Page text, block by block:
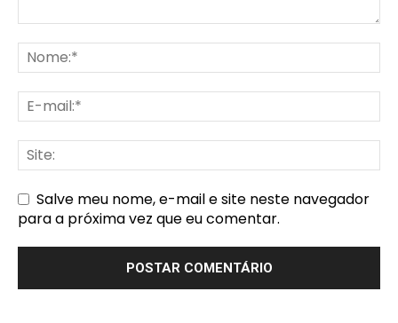
Salve meu nome, e-mail e site neste navegador
para a próxima vez que eu comentar.